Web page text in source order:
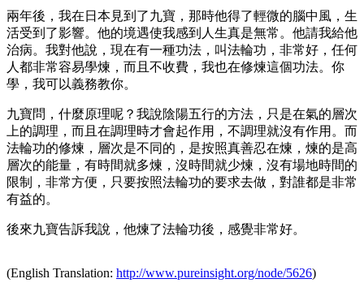
兩年後，我在日本見到了九寶，那時他得了輕微的腦中風，生
活受到了影響。他的境遇使我感到人生真是無常。他請我給他
治病。我對他說，現在有一種功法，叫法輪功，非常好，任何
人都非常容易學煉，而且不收費，我也在修煉這個功法。你
學，我可以義務教你。
九寶問，什麼原理呢？我說陰陽五行的方法，只是在氣的層次
上的調理，而且在調理時才會起作用，不調理就沒有作用。而
法輪功的修煉，層次是不同的，是按照真善忍在煉，煉的是高
層次的能量，有時間就多煉，沒時間就少煉，沒有場地時間的
限制，非常方便，只要按照法輪功的要求去做，對誰都是非常
有益的。
後來九寶告訴我說，他煉了法輪功後，感覺非常好。
(English Translation: http://www.pureinsight.org/node/5626)